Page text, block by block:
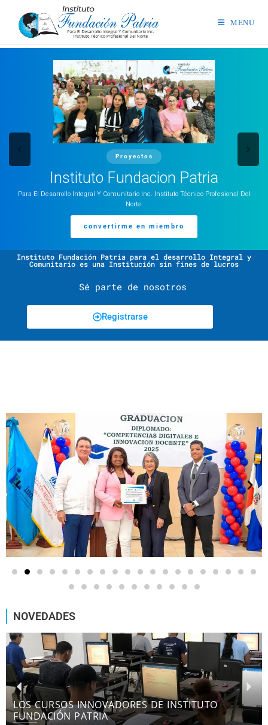
MENÚ
Proyectos
Instituto Fundacion Patria
Para El Desarrollo Integral Y Comunitario Inc. Instituto Técnico Profesional Del
Norte.
convertirme en miembro
Instituto Fundación Patria para el desarrollo Integral y
Comunitario es una Institución sin fines de lucros
Sé parte de nosotros
Registrarse
NOVEDADES
LOS CURSOS INNOVADORES DE INSTITUTO
FUNDACIÓN PATRIA